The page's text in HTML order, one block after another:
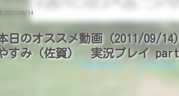
日のオススメ動画（2011/09/
すみ（佐賀） 実況プレイ
2011/09/14